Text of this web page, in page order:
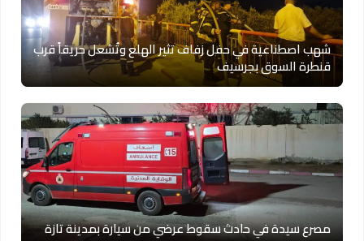
شهب اصطناعية في حفل زفاف تثير الهلع وتُشعل حريقاً قرب
قنطرة السوق بجرسيف
مصرع سيدة في حادث سقوط عرضي من سيارة بمدينة تازة